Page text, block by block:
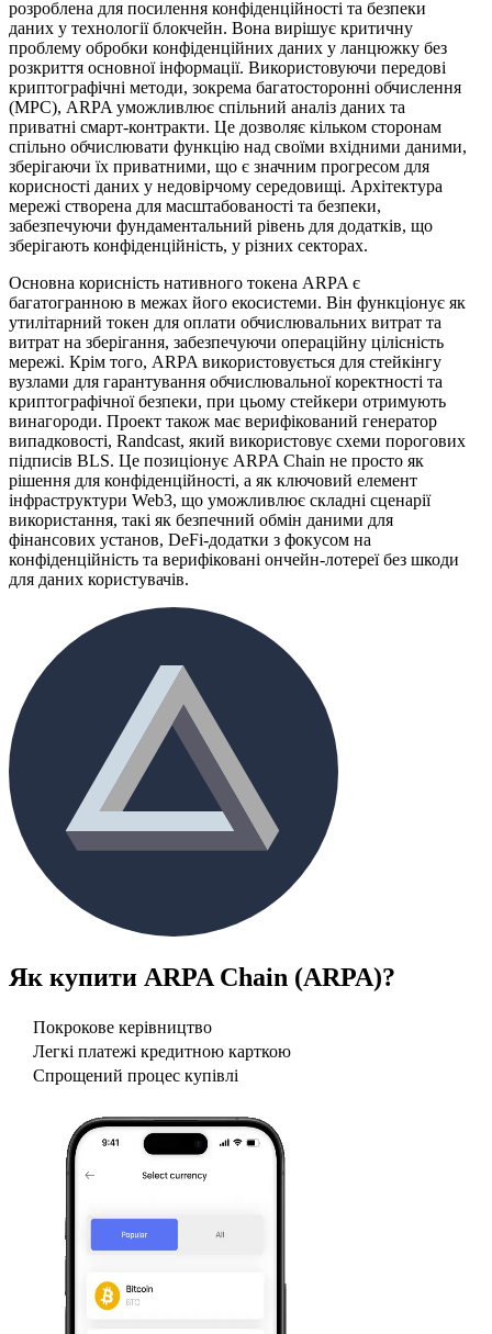
розроблена для посилення конфіденційності та безпеки
даних у технології блокчейн. Вона вирішує критичну
проблему обробки конфіденційних даних у ланцюжку без
розкриття основної інформації. Використовуючи передові
криптографічні методи, зокрема багатосторонні обчислення
(MPC), ARPA уможливлює спільний аналіз даних та
приватні смарт-контракти. Це дозволяє кільком сторонам
спільно обчислювати функцію над своїми вхідними даними,
зберігаючи їх приватними, що є значним прогресом для
корисності даних у недовірчому середовищі. Архітектура
мережі створена для масштабованості та безпеки,
забезпечуючи фундаментальний рівень для додатків, що
зберігають конфіденційність, у різних секторах.
Основна корисність нативного токена ARPA є
багатогранною в межах його екосистеми. Він функціонує як
утилітарний токен для оплати обчислювальних витрат та
витрат на зберігання, забезпечуючи операційну цілісність
мережі. Крім того, ARPA використовується для стейкінгу
вузлами для гарантування обчислювальної коректності та
криптографічної безпеки, при цьому стейкери отримують
винагороди. Проект також має верифікований генератор
випадковості, Randcast, який використовує схеми порогових
підписів BLS. Це позиціонує ARPA Chain не просто як
рішення для конфіденційності, а як ключовий елемент
інфраструктури Web3, що уможливлює складні сценарії
використання, такі як безпечний обмін даними для
фінансових установ, DeFi-додатки з фокусом на
конфіденційність та верифіковані ончейн-лотереї без шкоди
для даних користувачів.
Як купити ARPA Chain (ARPA)?
Покрокове керівництво
Легкі платежі кредитною карткою
Спрощений процес купівлі